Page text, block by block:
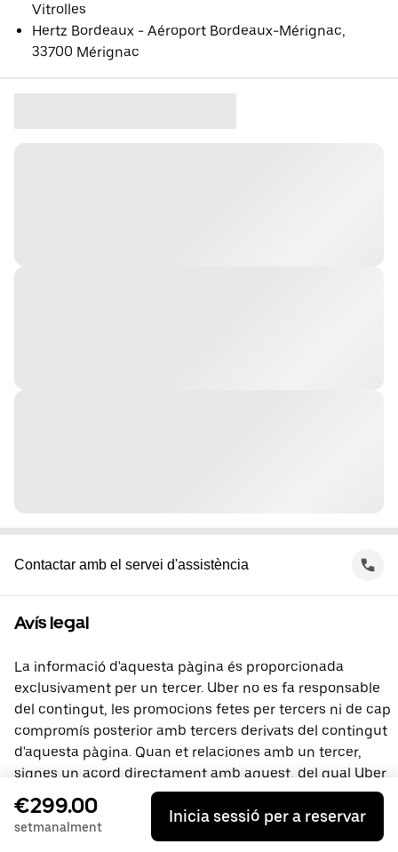
Vitrolles
Hertz Bordeaux - Aéroport Bordeaux-Mérignac,
33700 Mérignac
Contactar amb el servei d'assistència
Avís legal
La informació d'aquesta pàgina és proporcionada
exclusivament per un tercer. Uber no es fa responsable
del contingut, les promocions fetes per tercers ni de cap
compromís posterior amb tercers derivats del contingut
d'aquesta pàgina. Quan et relaciones amb un tercer,
signes un acord directament amb aquest, del qual Uber
no és part. Si tens preguntes, contacta directament amb
el tercer.
€299.00
setmanalment
Inicia sessió per a reservar